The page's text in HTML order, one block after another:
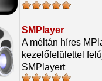
SMPlayer
A méltán híres
kezelőfelülettel
SMPlayert